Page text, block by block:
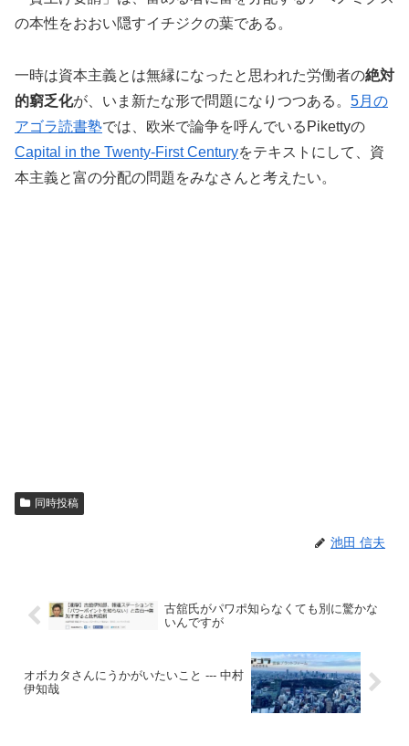
の本性をおおい隠すイチジクの葉である。
一時は資本主義とは無縁になったと思われた労働者の絶対
的窮乏化が、いま新たな形で問題になりつつある。 5月の
アゴラ読書塾では、欧米で論争を呼んでいるPikettyの
Capital in the Twenty-First Centuryをテキストにして、資
本主義と富の分配の問題をみなさんと考えたい。
同時投稿
池田 信夫
古舘氏がパワポ知らなくても別に驚かな
いんですが
オボカタさんにうかがいたいこと --- 中村
伊知哉